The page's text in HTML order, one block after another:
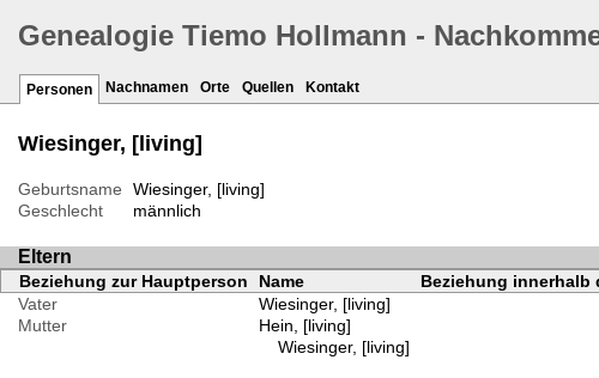
Genealogie Tiemo Hollmann -
Personen Nachnamen Orte Quellen Kontakt
Wiesinger, [living]
Geburtsname
Wiesinger, [living]
Geschlecht
männlich
Eltern
Beziehung zur Hauptperson Name
Beziehung innerhalb
Vater
Wiesinger, [living]
Mutter
Hein, [living]
Wiesinger, [living]